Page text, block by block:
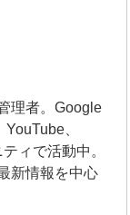
理者。Google
、
ィで活動中。
新情報を中心